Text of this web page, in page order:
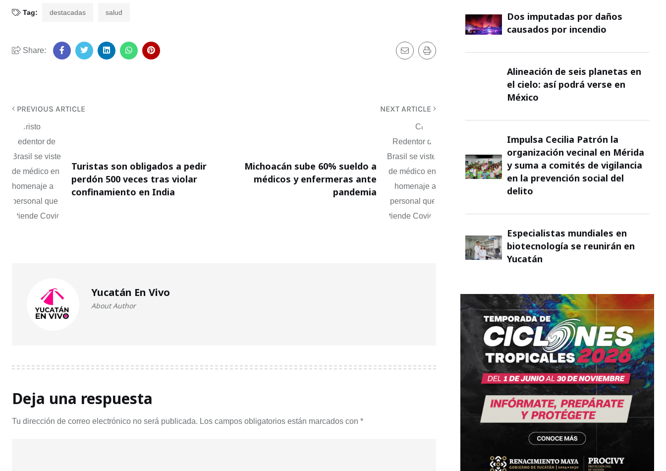
Tag: destacadas salud
Share:
PREVIOUS ARTICLE
Turistas son obligados a pedir
perdón 500 veces tras violar
confinamiento en India
NEXT ARTICLE
Michoacán sube 60% sueldo a
médicos y enfermeras ante
pandemia
Yucatán En Vivo
About Author
Deja una respuesta
Tu dirección de correo electrónico no será publicada. Los campos obligatorios están marcados con *
Dos imputadas por daños
causados por incendio
Alineación de seis planetas en
el cielo: así podrá verse en
México
Impulsa Cecilia Patrón la
organización vecinal en Mérida
y suma a comités de vigilancia
en la prevención social del
delito
Especialistas mundiales en
biotecnología se reunirán en
Yucatán